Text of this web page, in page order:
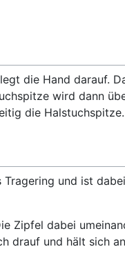
die Hand darauf.
wird dann
die Halstuchspitze.
und ist
Zipfel dabei
drauf und hält sich